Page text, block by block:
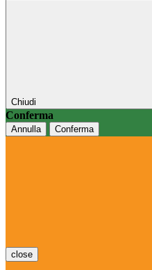
Chiudi
Conferma
Annulla Conferma
close